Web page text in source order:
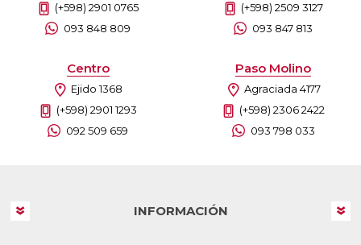
(+598) 2901 0765
093 848 809
(+598) 2509 3127
093 847 813
Centro
Ejido 1368
(+598) 2901 1293
092 509 659
Paso Molino
Agraciada 4177
(+598) 2306 2422
093 798 033
INFORMACIÓN